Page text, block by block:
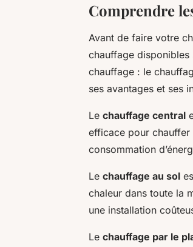
Comprendre
Avant de faire votre
chauffage
chauffage : le
ses avantages et ses
Le chauffage central
efficace pour chauffer
consommation
Le chauffage au sol
chaleur dans toute la
une installation
Le chauffage par le